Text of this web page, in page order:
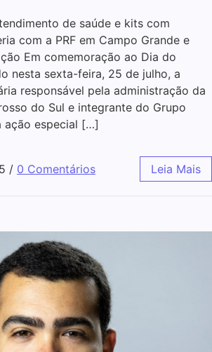
de saúde e kits com
com a PRF em Campo Grande e
Em comemoração ao Dia do
nesta sexta-feira, 25 de julho, a
responsável pela administração da
do Sul e integrante do Grupo
ação especial […]
/ 0 Comentários Leia Mais